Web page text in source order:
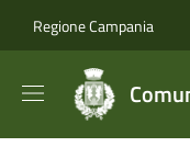
Regione Campania